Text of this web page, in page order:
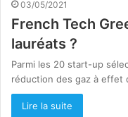
03/05/2021
French Tech
lauréats ?
Parmi les 20 start-up
réduction des gaz à effet
Lire la suite